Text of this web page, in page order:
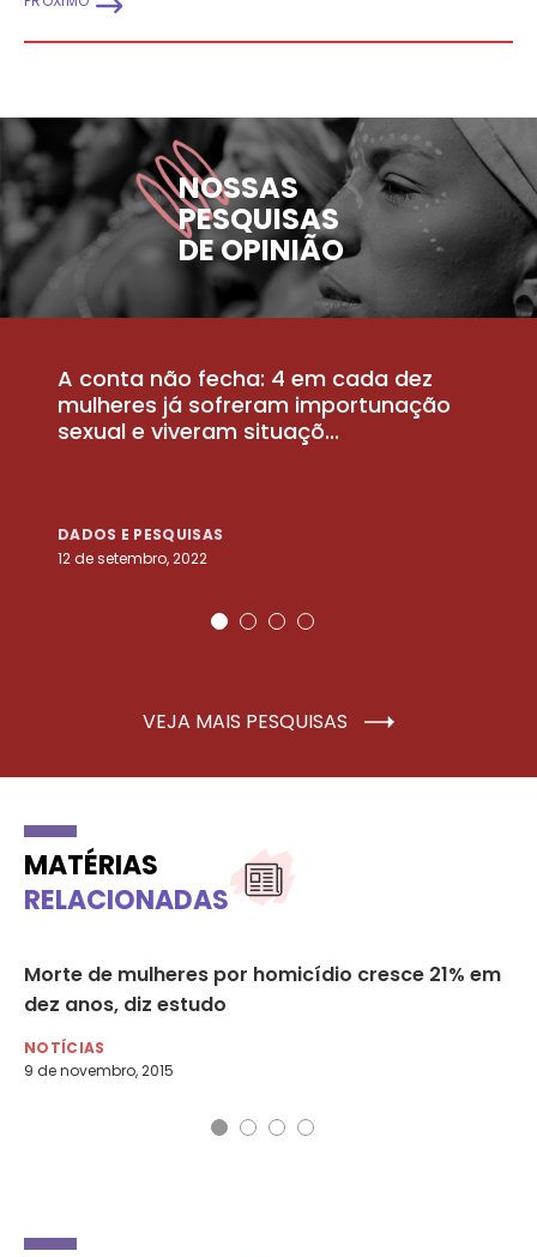
NOSSAS
PESQUISAS
DE OPINIÃO
A conta não fecha: 4 em cada dez
mulheres já sofreram importunação
sexual e viveram situaçõ...
DADOS E PESQUISAS
12 de setembro, 2022
VEJA MAIS PESQUISAS
MATÉRIAS
RELACIONADAS
Morte de mulheres por homicídio cresce 21% em
dez anos, diz estudo
NOTÍCIAS
9 de novembro, 2015